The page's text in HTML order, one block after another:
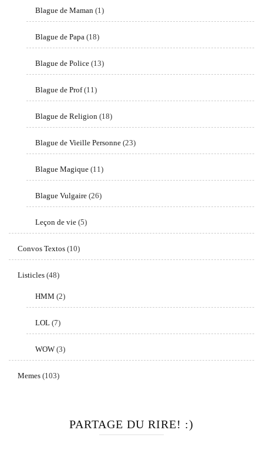
Blague de Maman (1)
Blague de Papa (18)
Blague de Police (13)
Blague de Prof(11)
Blague de Religion (18)
Blague de Vieille Personne (23)
Blague Magique (11)
Blague Vulgaire (26)
Leçon de vie (5)
Convos Textos (10)
Listicles (48)
HMM (2)
LOL (7)
WOW (3)
Memes (103)
PARTAGE DU RIRE! :)